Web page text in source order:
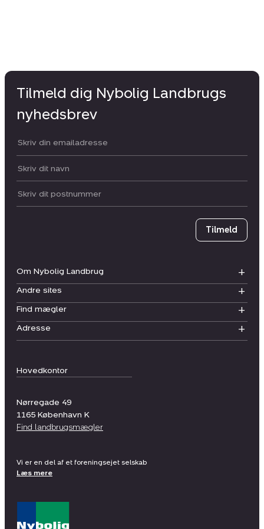
Hovedkontor
Nørregade 49
1165 København K
Find landbrugsmægler
Om Nybolig Landbrug
Andre sites
Find mægler
Adresse
Tilmeld dig Nybolig Landbrugs
nyhedsbrev
Din email:
Dit navn:
Postnummer
Tilmeld
Vi er en del af et foreningsejet selskab
Læs mere